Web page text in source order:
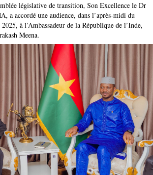
législative de transition, Son Excellence le Dr
a accordé une audience, dans l’après-midi du
à l’Ambassadeur de la République de l’Inde,
Meena.